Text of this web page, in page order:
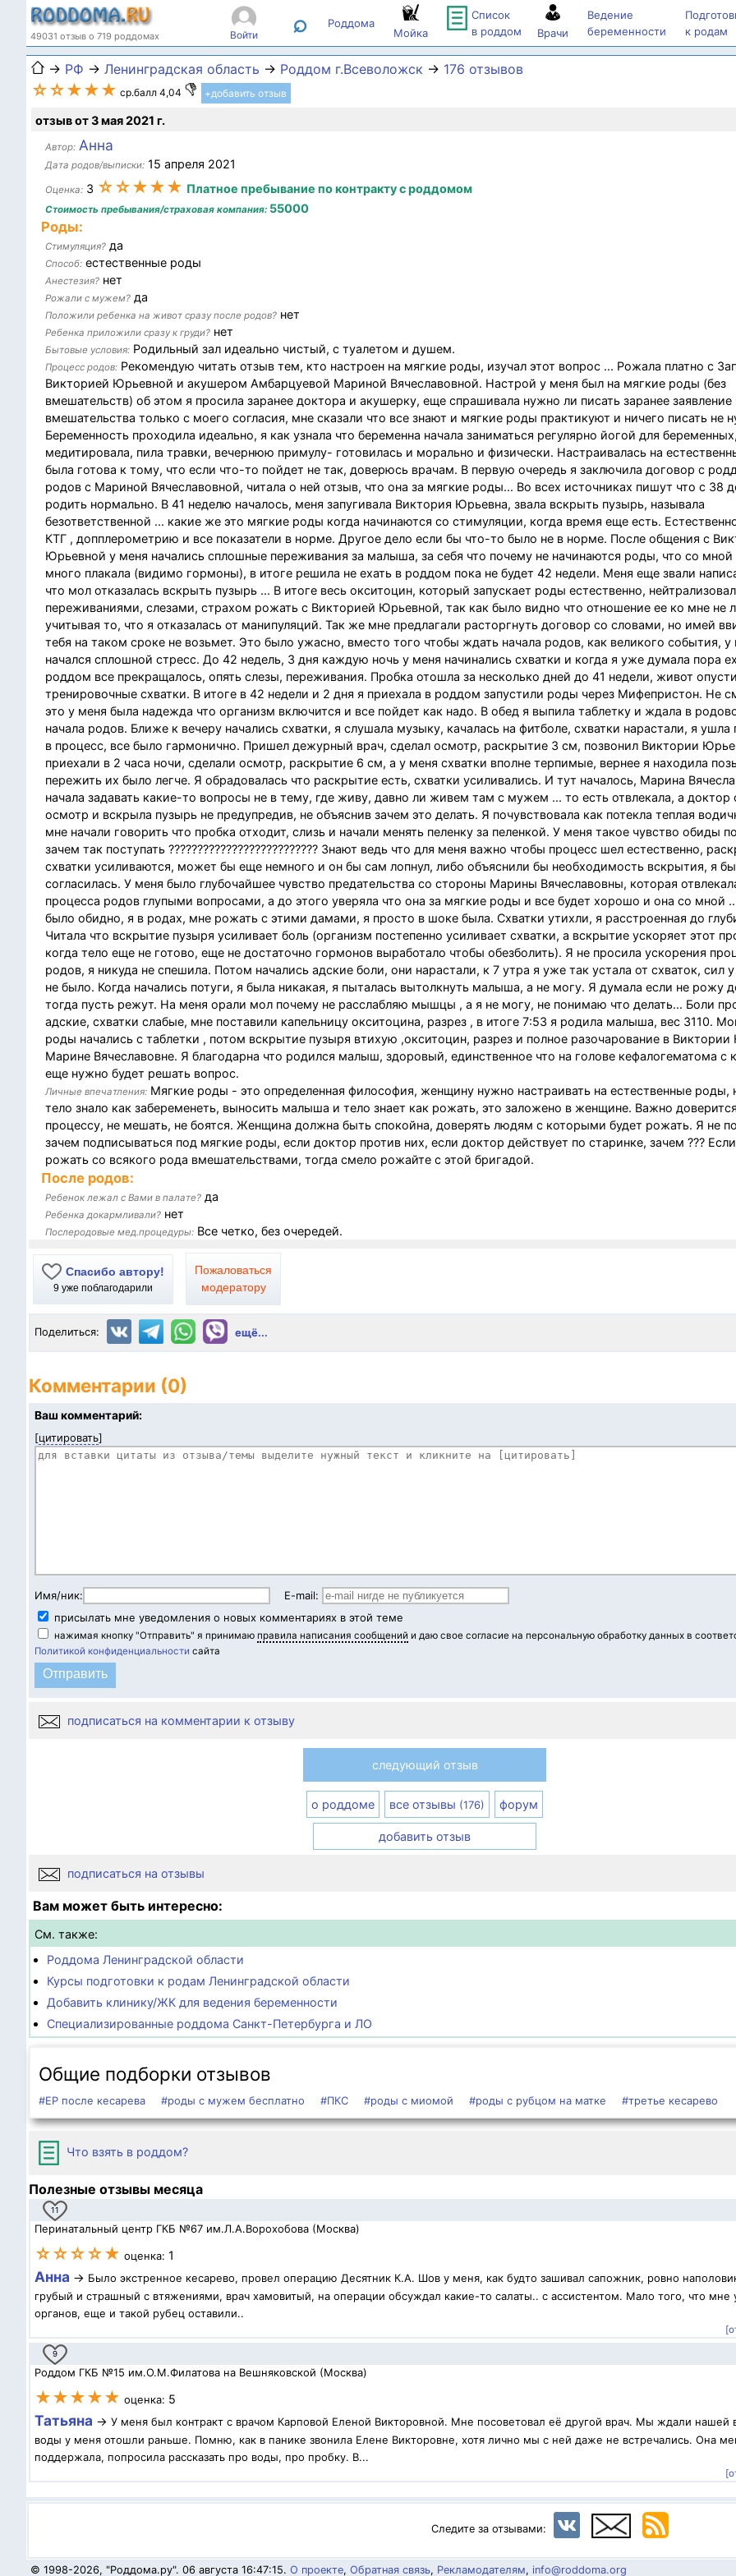
49031 отзыв о 719 роддомах Войти ⌕ Роддома
Мойка
Список
в роддом
Врачи
Ведение
беременности
к родам
→ РФ → Ленинградская область → Роддом г.Всеволожск → 176 отзывов
☆☆★★★ ср.балл 4,04 +добавить отзыв
отзыв от 3 мая 2021 г.
Автор: Анна
Дата родов/выписки: 15 апреля 2021
Оценка: 3 ☆☆★★★ Платное пребывание по контракту с роддомом
Стоимость пребывания/страховая компания: 55000
Роды:
Стимуляция? да
Способ: естественные роды
Анестезия? нет
Рожали с мужем? да
Положили ребенка на живот сразу после родов? нет
Ребенка приложили сразу к груди? нет
Бытовые условия: Родильный зал идеально чистый, с туалетом и душем.
Процесс родов: Рекомендую читать отзыв тем, кто настроен на мягкие роды, изучал этот вопрос ... Рожала платно с
Викторией Юрьевной и акушером Амбарцуевой Мариной Вячеславовной. Настрой у меня был на мягкие роды (без
вмешательств) об этом я просила заранее доктора и акушерку, еще спрашивала нужно ли писать заранее заявление
вмешательства только с моего согласия, мне сказали что все знают и мягкие роды практикуют и ничего писать не
Беременность проходила идеально, я как узнала что беременна начала заниматься регулярно йогой для беременных,
медитировала, пила травки, вечернюю примулу- готовилась и морально и физически. Настраивалась на
была готова к тому, что если что-то пойдет не так, доверюсь врачам. В первую очередь я заключила договор с
родов с Мариной Вячеславовной, читала о ней отзыв, что она за мягкие роды... Во всех источниках пишут что с 38
родить нормально. В 41 неделю началось, меня запугивала Виктория Юрьевна, звала вскрыть пузырь, называла
безответственной ... какие же это мягкие роды когда начинаются со стимуляции, когда время еще есть.
КТГ , допплерометрию и все показатели в норме. Другое дело если бы что-то было не в норме. После общения с
Юрьевной у меня начались сплошные переживания за малыша, за себя что почему не начинаются роды, что со мной
много плакала (видимо гормоны), в итоге решила не ехать в роддом пока не будет 42 недели. Меня еще звали
что мол отказалась вскрыть пузырь ... В итоге весь окситоцин, который запускает роды естественно,
переживаниями, слезами, страхом рожать с Викторией Юрьевной, так как было видно что отношение ее ко мне не
учитывая то, что я отказалась от манипуляций. Так же мне предлагали расторгнуть договор со словами, но имей
тебя на таком сроке не возьмет. Это было ужасно, вместо того чтобы ждать начала родов, как великого события, у
начался сплошной стресс. До 42 недель, 3 дня каждую ночь у меня начинались схватки и когда я уже думала пора
роддом все прекращалось, опять слезы, переживания. Пробка отошла за несколько дней до 41 недели, живот
тренировочные схватки. В итоге в 42 недели и 2 дня я приехала в роддом запустили роды через Мифепристон. Не
это у меня была надежда что организм включится и все пойдет как надо. В обед я выпила таблетку и ждала в
начала родов. Ближе к вечеру начались схватки, я слушала музыку, качалась на фитболе, схватки нарастали, я ушла
в процесс, все было гармонично. Пришел дежурный врач, сделал осмотр, раскрытие 3 см, позвонил Виктории
приехали в 2 часа ночи, сделали осмотр, раскрытие 6 см, а у меня схватки вполне терпимые, вернее я находила
пережить их было легче. Я обрадовалась что раскрытие есть, схватки усиливались. И тут началось, Марина
начала задавать какие-то вопросы не в тему, где живу, давно ли живем там с мужем ... то есть отвлекала, а доктор
осмотр и вскрыла пузырь не предупредив, не объяснив зачем это делать. Я почувствовала как потекла теплая
мне начали говорить что пробка отходит, слизь и начали менять пеленку за пеленкой. У меня такое чувство обиды
зачем так поступать ?????????????????????????? Знают ведь что для меня важно чтобы процесс шел естественно,
схватки усиливаются, может бы еще немного и он бы сам лопнул, либо объяснили бы необходимость вскрытия, я бы
согласилась. У меня было глубочайшее чувство предательства со стороны Марины Вячеславовны, которая
процесса родов глупыми вопросами, а до этого уверяла что она за мягкие роды и все будет хорошо и она со мной
было обидно, я в родах, мне рожать с этими дамами, я просто в шоке была. Схватки утихли, я расстроенная до
Читала что вскрытие пузыря усиливает боль (организм постепенно усиливает схватки, а вскрытие ускоряет этот
когда тело еще не готово, еще не достаточно гормонов выработало чтобы обезболить). Я не просила ускорения
родов, я никуда не спешила. Потом начались адские боли, они нарастали, к 7 утра я уже так устала от схваток, сил
не было. Когда начались потуги, я была никакая, я пыталась вытолкнуть малыша, а не могу. Я думала если не рожу
тогда пусть режут. На меня орали мол почему не расслабляю мышцы , а я не могу, не понимаю что делать... Боли
адские, схватки слабые, мне поставили капельницу окситоцина, разрез , в итоге 7:53 я родила малыша, вес 3110.
роды начались с таблетки , потом вскрытие пузыря втихую ,окситоцин, разрез и полное разочарование в
Марине Вячеславовне. Я благодарна что родился малыш, здоровый, единственное что на голове кефалогематома с
еще нужно будет решать вопрос.
Личные впечатления: Мягкие роды - это определенная философия, женщину нужно настраивать на естественные роды,
тело знало как забеременеть, выносить малыша и тело знает как рожать, это заложено в женщине. Важно
процессу, не мешать, не боятся. Женщина должна быть спокойна, доверять людям с которыми будет рожать. Я не
зачем подписываться под мягкие роды, если доктор против них, если доктор действует по старинке, зачем ???
рожать со всякого рода вмешательствами, тогда смело рожайте с этой бригадой.
После родов:
Ребенок лежал с Вами в палате? да
Ребенка докармливали? нет
Послеродовые мед.процедуры: Все четко, без очередей.
Спасибо автору!
9 уже поблагодарили
Пожаловаться
модератору
Поделиться: ещё...
Комментарии (0)
Ваш комментарий:
[цитировать]
Имя/ник:
E-mail:
присылать мне уведомления о новых комментариях в этой теме
нажимая кнопку "Отправить" я принимаю правила написания сообщений и даю свое согласие на персональную обработку данных в
Политикой конфиденциальности сайта
подписаться на комментарии к отзыву
следующий отзыв
о роддоме все отзывы (176) форум
добавить отзыв
подписаться на отзывы
Вам может быть интересно:
См. также:
Роддома Ленинградской области
Курсы подготовки к родам Ленинградской области
Добавить клинику/ЖК для ведения беременности
Специализированные роддома Санкт-Петербурга и ЛО
Общие подборки отзывов
#ЕР после кесарева #роды с мужем бесплатно #ПКС #роды с миомой #роды с рубцом на матке #третье кесарево
Что взять в роддом?
Полезные отзывы месяца
11
Перинатальный центр ГКБ №67 им.Л.А.Ворохобова (Москва)
☆☆☆☆★ оценка: 1
Анна → Было экстренное кесарево, провел операцию Десятник К.А. Шов у меня, как будто зашивал сапожник, ровно
грубый и страшный с втяжениями, врач хамовитый, на операции обсуждал какие-то салаты.. с ассистентом. Мало того, что мне
органов, еще и такой рубец оставили..
9
Роддом ГКБ №15 им.О.М.Филатова на Вешняковской (Москва)
★★★★★ оценка: 5
Татьяна → У меня был контракт с врачом Карповой Еленой Викторовной. Мне посоветовал её другой врач. Мы ждали нашей
воды у меня отошли раньше. Помню, как в панике звонила Елене Викторовне, хотя лично мы с ней даже не встречались. Она
поддержала, попросила рассказать про воды, про пробку. В...
Следите за отзывами:
© 1998-2026, "Роддома.ру". 06 августа 16:47:15. О проекте, Обратная связь, Рекламодателям, info@roddoma.org